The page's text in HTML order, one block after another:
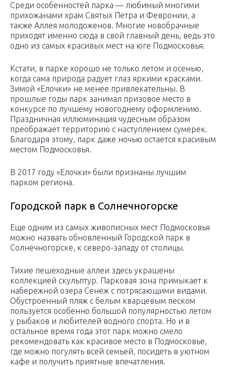
Среди особенностей парка — любимый многими
прихожанами храм Святых Петра и Февронии, а
также Аллея молодоженов. Многие новобрачные
приходят именно сюда в свой главный день, ведь это
одно из самых красивых мест на юге Подмосковья.
Кстати, в парке хорошо не только летом и осенью,
когда сама природа радует глаз яркими красками.
Зимой «Елочки» не менее привлекательны. В
прошлые годы парк занимал призовое место в
конкурсе по лучшему новогоднему оформлению.
Праздничная иллюминация чудесным образом
преображает территорию с наступлением сумерек.
Благодаря этому, парк даже ночью остается красивым
местом Подмосковья.
В 2017 году «Елочки» были признаны лучшим
парком региона.
Городской парк в Солнечногорске
Еще одним из самых живописных мест Подмосковья
можно назвать обновленный Городской парк в
Солнечногорске, к северо-западу от столицы.
Тихие пешеходные аллеи здесь украшены
коллекцией скульптур. Парковая зона примыкает к
набережной озера Сенеж с потрясающими видами.
Обустроенный пляж с белым кварцевым песком
пользуется особенно большой популярностью летом
у рыбаков и любителей водного спорта. Но и в
остальное время года этот парк можно смело
рекомендовать как красивое место в Подмосковье,
где можно погулять всей семьей, посидеть в уютном
кафе и получить приятные впечатления.